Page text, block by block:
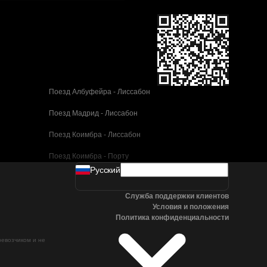
Поезд Албуфейра - Лиссабон
Поезд Мадрид - Лиссабон
Поезд Коимбра - Лиссабон
Поезд Коимбра - Порту
Поезд Валенсия - Барселона
Поезд Севилья - Барселона
Поезд Малага - Барселона
Поезд Малага - Мадрид
и не
Pусский
Служба поддержки клиентов
Условия и положения
Политика конфиденциальности